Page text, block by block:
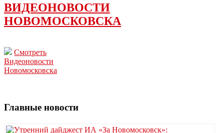
ВИДЕОНОВОСТИ
НОВОМОСКОВСКА
Смотреть
Видеоновости
Новомосковска
Главные новости